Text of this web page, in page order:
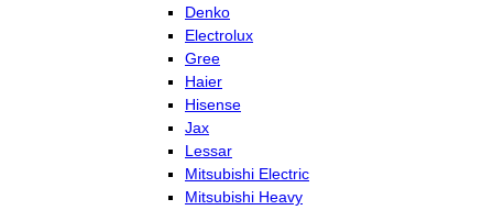
Denko
Electrolux
Gree
Haier
Hisense
Jax
Lessar
Mitsubishi Electric
Mitsubishi Heavy